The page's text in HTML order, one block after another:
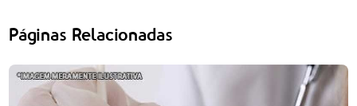
Páginas Relacionadas